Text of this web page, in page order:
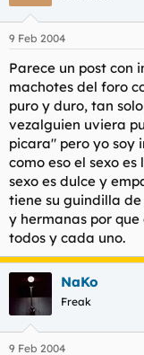
9 Feb 2004
Parece un post con
machotes del foro
puro y duro, tan
vezalguien uviera
picara" pero yo soy
como eso el sexo
sexo es dulce y
tiene su guindilla de
y hermanas por que
todos y cada uno.
NaKo
Freak
9 Feb 2004